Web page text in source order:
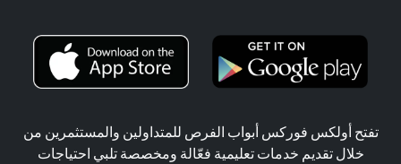
تفتح أولكس فوركس أبواب الفرص للمتداولين والمستثمرين من
خلال تقديم خدمات تعليمية فعّالة ومخصصة تلبي احتياجات